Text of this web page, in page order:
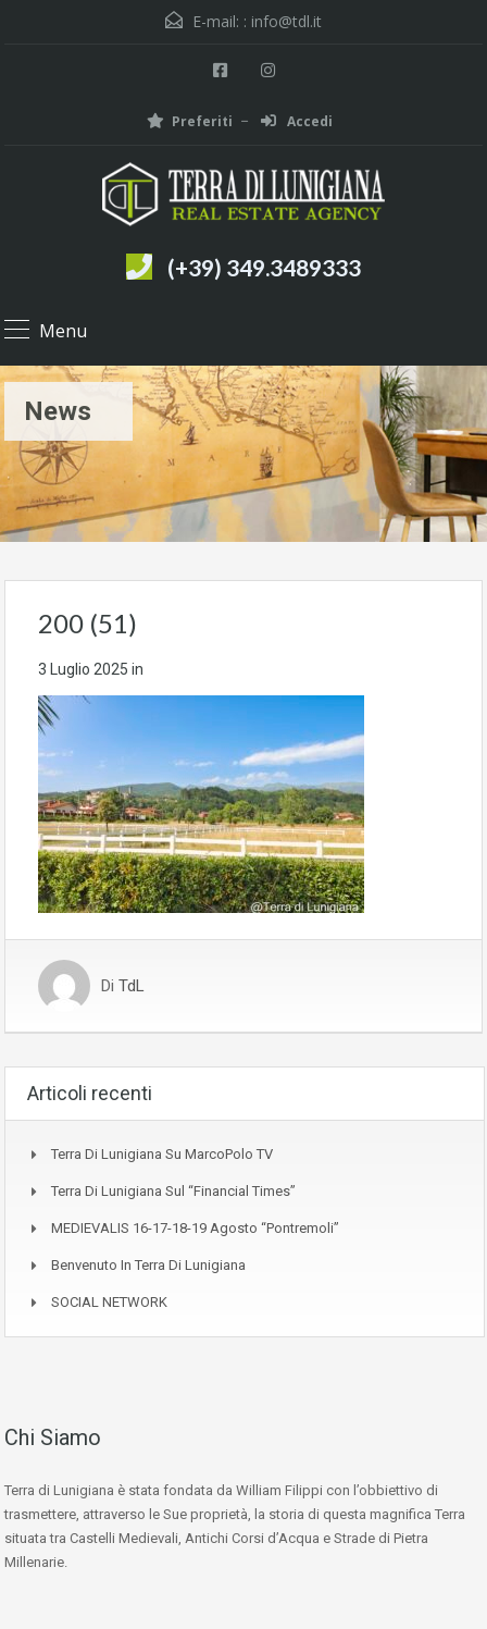
E-mail: : info@tdl.it
Preferiti Accedi
(+39) 349.3489333
Menu
News
200 (51)
3 Luglio 2025 in
Di TdL
Articoli recenti
Terra Di Lunigiana Su MarcoPolo TV
Terra Di Lunigiana Sul “Financial Times”
MEDIEVALIS 16-17-18-19 Agosto “Pontremoli”
Benvenuto In Terra Di Lunigiana
SOCIAL NETWORK
Chi Siamo
Terra di Lunigiana è stata fondata da William Filippi con l’obbiettivo di
trasmettere, attraverso le Sue proprietà, la storia di questa magnifica Terra
situata tra Castelli Medievali, Antichi Corsi d’Acqua e Strade di Pietra
Millenarie.